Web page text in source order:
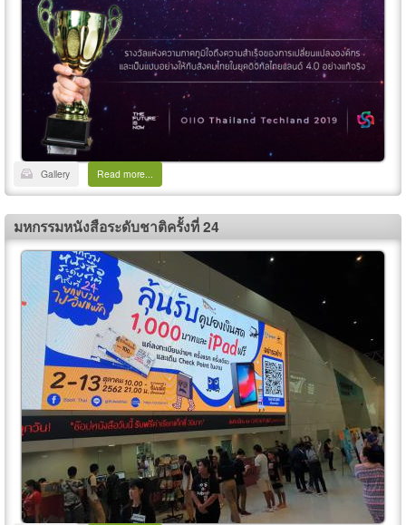
Gallery Read more...
มหกรรมหนังสือระดับชาติครั้งที่ 24